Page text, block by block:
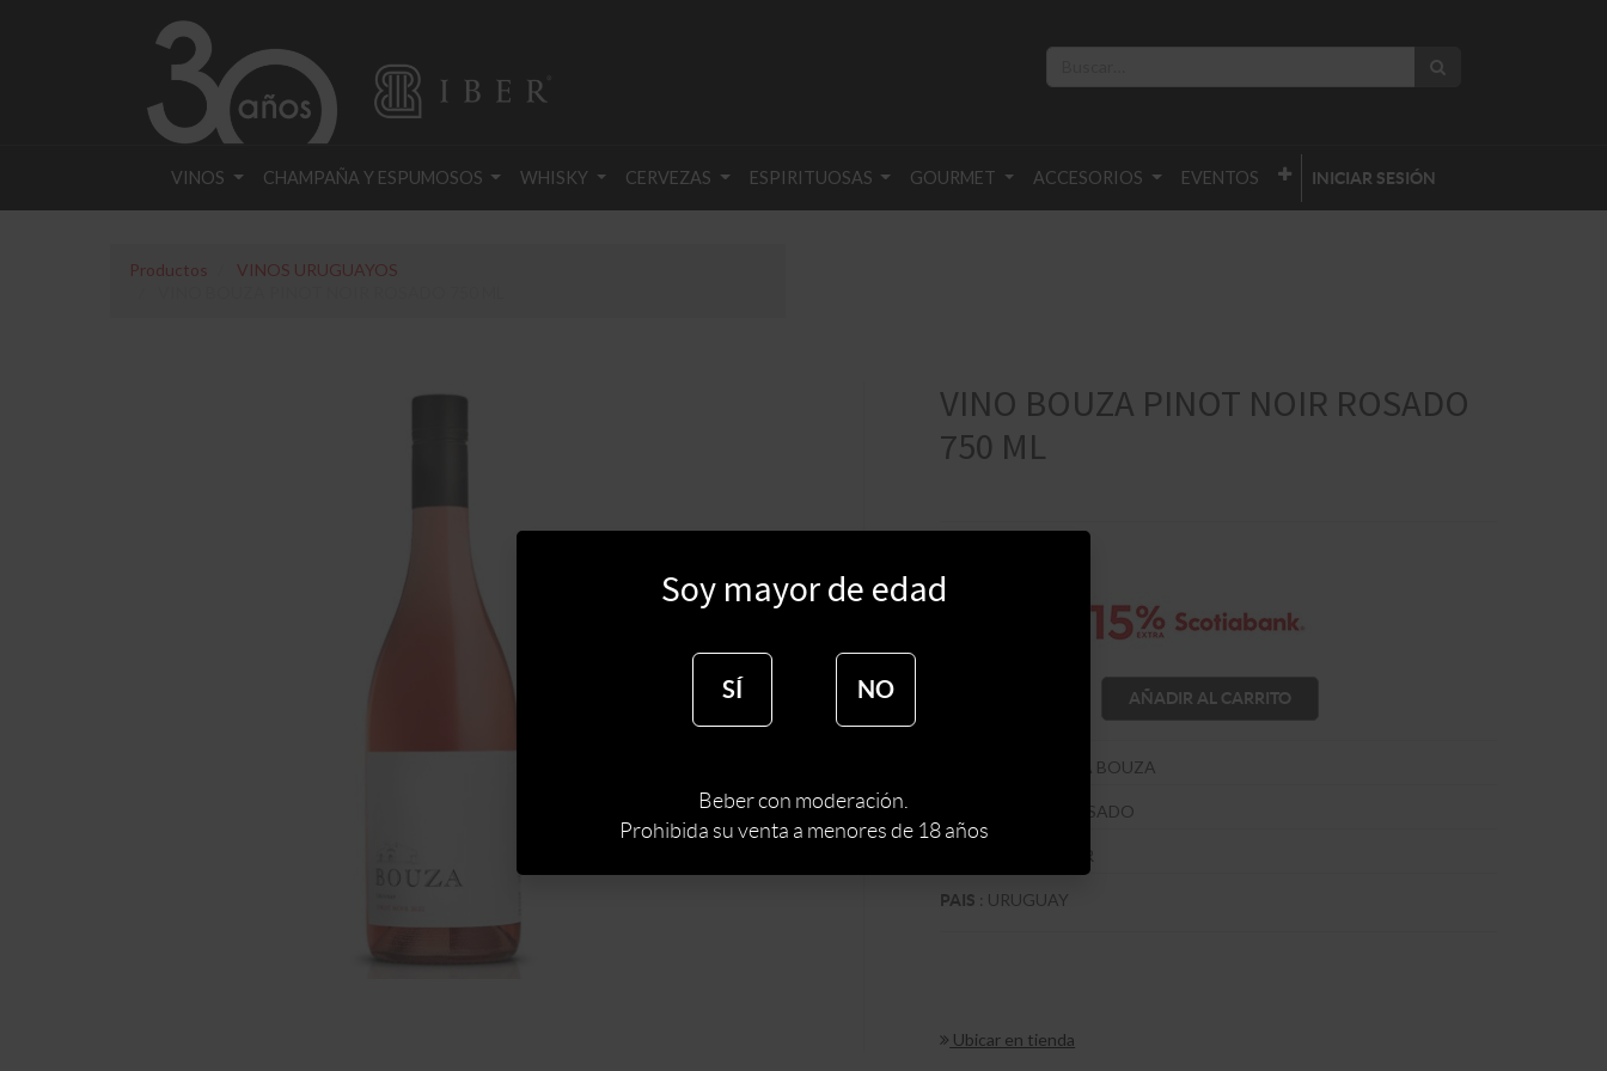
VINOS CHAMPAÑA Y ESPUMOSOS WHISKY CERVEZAS ESPIRITUOSAS GOURMET ACCESORIOS EVENTOS INICIAR SESIÓN
Productos
VINOS URUGUAYOS
VINO BOUZA PINOT NOIR ROSADO
750 ML
AÑADIR AL CARRITO
BODEGA BOUZA
ROSADO
PINOT NOIR
PAIS : URUGUAY
Ubicar en tienda
Soy mayor de edad
SÍ NO
Beber con moderación.
Prohibida su venta a menores de 18 años